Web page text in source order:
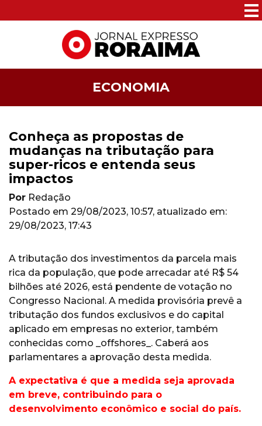
ECONOMIA
Conheça as propostas de
mudanças na tributação para
super-ricos e entenda seus
impactos
Por Redação
Postado em 29/08/2023, 10:57, atualizado em:
29/08/2023, 17:43
A tributação dos investimentos da parcela mais
rica da população, que pode arrecadar até R$ 54
bilhões até 2026, está pendente de votação no
Congresso Nacional. A medida provisória prevê a
tributação dos fundos exclusivos e do capital
aplicado em empresas no exterior, também
conhecidas como _offshores_. Caberá aos
parlamentares a aprovação desta medida.
A expectativa é que a medida seja aprovada
em breve, contribuindo para o
desenvolvimento econômico e social do país.